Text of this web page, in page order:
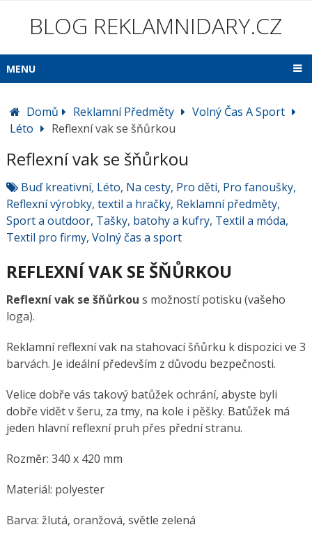
BLOG REKLAMNIDARY.CZ
MENU
Domů Reklamní Předměty
Volný Čas A Sport
Léto
Reflexní vak se šňůrkou
Reflexní vak se šňůrkou
Buď kreativní, Léto, Na cesty, Pro děti, Pro fanoušky,
Reflexní výrobky, textil a hračky, Reklamní předměty,
Sport a outdoor, Tašky, batohy a kufry, Textil a móda,
Textil pro firmy, Volný čas a sport
REFLEXNÍ VAK SE ŠŇŮRKOU
Reflexní vak se šňůrkou s možností potisku (vašeho
loga).
Reklamní reflexní vak na stahovací šňůrku k dispozici ve 3
barvách. Je ideální především z důvodu bezpečnosti.
Velice dobře vás takový batůžek ochrání, abyste byli
dobře vidět v šeru, za tmy, na kole i pěšky. Batůžek má
jeden hlavní reflexní pruh přes přední stranu.
Rozměr: 340 x 420 mm
Materiál: polyester
Barva: žlutá, oranžová, světle zelená